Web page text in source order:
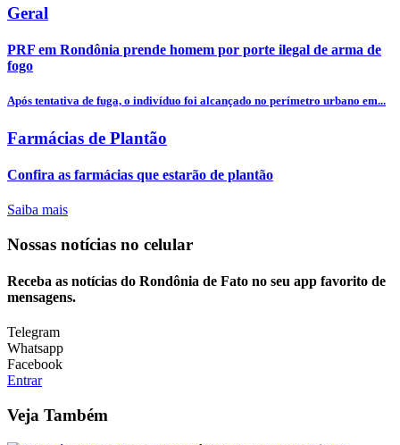
Geral
PRF em Rondônia prende homem por porte ilegal de arma de
fogo
Após tentativa de fuga, o indivíduo foi alcançado no perímetro urbano em...
Farmácias de Plantão
Confira as farmácias que estarão de plantão
Saiba mais
Nossas notícias no celular
Receba as notícias do Rondônia de Fato no seu app favorito de
mensagens.
Telegram
Whatsapp
Facebook
Entrar
Veja Também